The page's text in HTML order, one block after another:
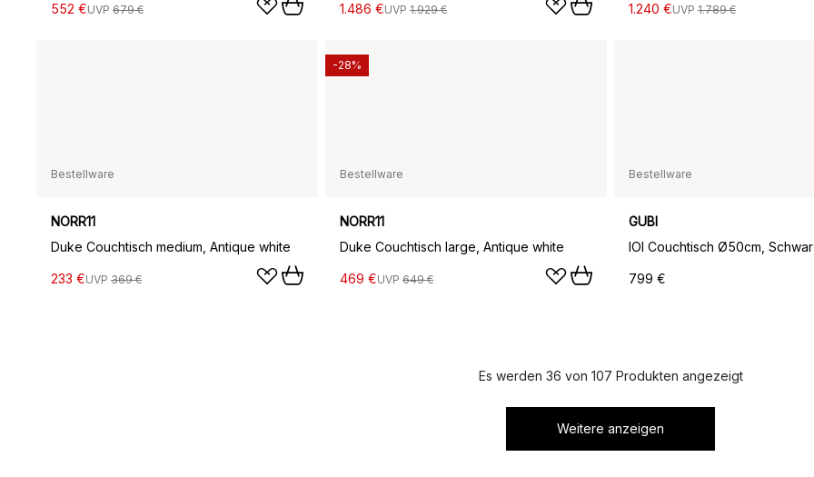
552 €UVP 679 € 1.486 €UVP 1.929 € 1.240 €UVP 1.789 €
Bestellware
NORR11
Duke Couchtisch medium, Antique white
233 €UVP 369 €
Bestellware
NORR11
Duke Couchtisch large, Antique white
469 €UVP 649 €
-28%
Bestellware
GUBI
799 €
Es werden 36 von 107 Produkten angezeigt
Weitere anzeigen